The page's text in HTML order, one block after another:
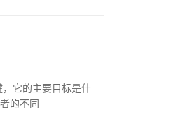
的不同